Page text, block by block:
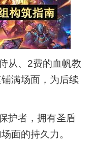
从、2费的血帆教
满场面，为后续
护者，拥有圣盾
面的持久力。